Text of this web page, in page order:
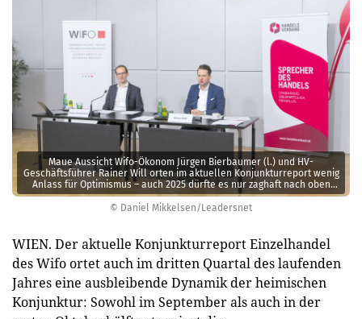
© Daniel Mikkelsen/Leadersnet
Maue Aussicht Wifo-Ökonom Jürgen Bierbaumer (l.) und HV-
Geschäftsführer Rainer Will orten im aktuellen Konjunkturreport wenig
Anlass für Optimismus – auch 2025 dürfte es nur zaghaft nach oben
gehen.
WIEN. Der aktuelle Konjunkturreport Einzelhandel
des Wifo ortet auch im dritten Quartal des laufenden
Jahres eine ausbleibende Dynamik der heimischen
Konjunktur: Sowohl im September als auch in der